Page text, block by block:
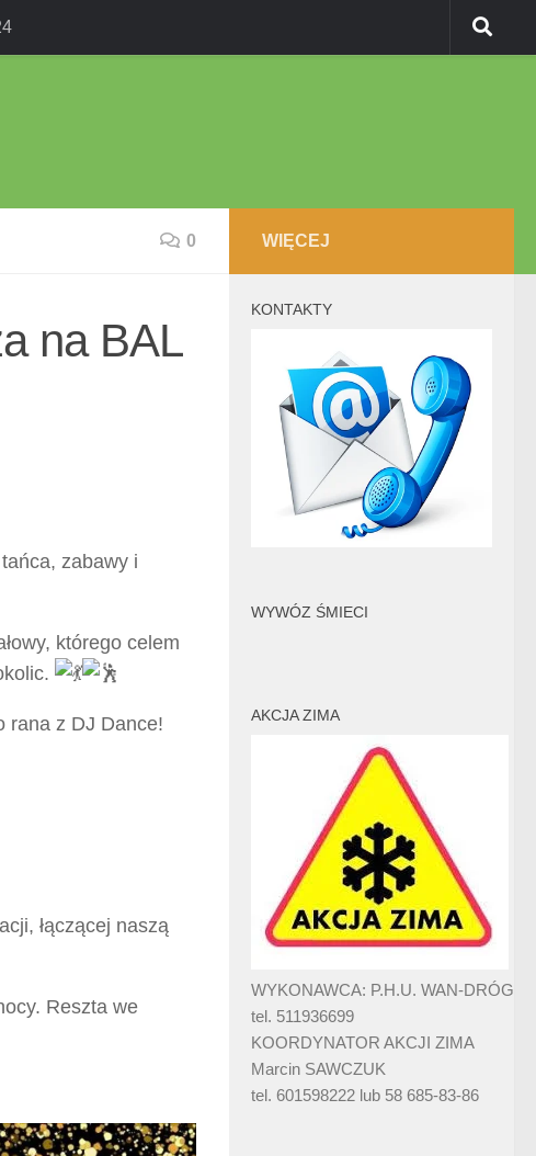
0
na BAL
zabawy i
którego celem
rana z DJ Dance!
łączącej naszą
Reszta we
WIĘCEJ
KONTAKTY
WYWÓZ ŚMIECI
AKCJA ZIMA
WYKONAWCA: P.H.U. WAN-DRÓG
tel. 511936699
KOORDYNATOR AKCJI ZIMA
Marcin SAWCZUK
tel. 601598222 lub 58 685-83-86